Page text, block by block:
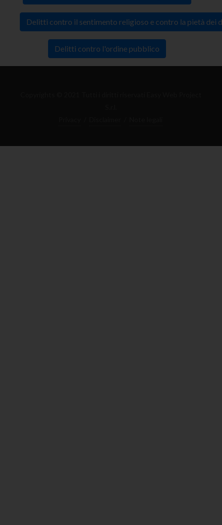
Delitti contro il sentimento religioso e contro la pietà dei
Delitti contro l'ordine pubblico